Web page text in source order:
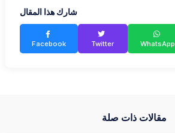
شارك هذا المقال
Facebook Twitter WhatsApp
مقالات ذات صلة